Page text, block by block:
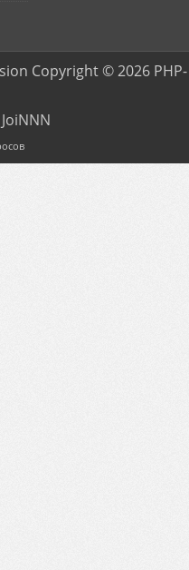
Copyright © 2026 PHP-